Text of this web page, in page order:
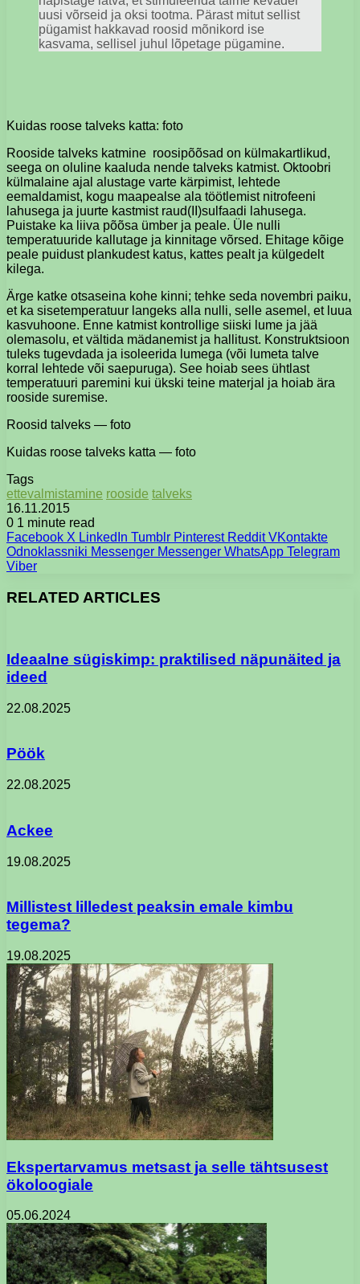
uusi võrseid ja oksi tootma. Pärast mitut sellist
pügamist hakkavad roosid mõnikord ise
kasvama, sellisel juhul lõpetage pügamine.
Kuidas roose talveks katta: foto
Rooside talveks katmine roosipõõsad on külmakartlikud,
seega on oluline kaaluda nende talveks katmist. Oktoobri
külmalaine ajal alustage varte kärpimist, lehtede
eemaldamist, kogu maapealse ala töötlemist nitrofeeni
lahusega ja juurte kastmist raud(II)sulfaadi lahusega.
Puistake ka liiva põõsa ümber ja peale. Üle nulli
temperatuuride kallutage ja kinnitage võrsed. Ehitage kõige
peale puidust plankudest katus, kattes pealt ja külgedelt
kilega.
Ärge katke otsaseina kohe kinni; tehke seda novembri paiku,
et ka sisetemperatuur langeks alla nulli, selle asemel, et luua
kasvuhoone. Enne katmist kontrollige siiski lume ja jää
olemasolu, et vältida mädanemist ja hallitust. Konstruktsioon
tuleks tugevdada ja isoleerida lumega (või lumeta talve
korral lehtede või saepuruga). See hoiab sees ühtlast
temperatuuri paremini kui ükski teine ​​materjal ja hoiab ära
rooside suremise.
Roosid talveks — foto
Kuidas roose talveks katta — foto
Tags
ettevalmistamine rooside talveks
16.11.2015
0 1 minute read
Facebook X LinkedIn Tumblr Pinterest Reddit VKontakte
Odnoklassniki Messenger Messenger WhatsApp Telegram
Viber
RELATED ARTICLES
Ideaalne sügiskimp: praktilised näpunäited ja
ideed
22.08.2025
Pöök
22.08.2025
Ackee
19.08.2025
Millistest lilledest peaksin emale kimbu
tegema?
19.08.2025
Ekspertarvamus metsast ja selle tähtsusest
ökoloogiale
05.06.2024